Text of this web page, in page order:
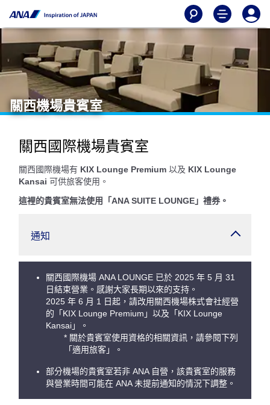
關西機場貴賓室
關西國際機場貴賓室
關西國際機場有 KIX Lounge Premium 以及 KIX Lounge
Kansai 可供旅客使用。
這裡的貴賓室無法使用「ANA SUITE LOUNGE」禮券。
通知
關西國際機場 ANA LOUNGE 已於 2025 年 5 月 31
日結束營業。感謝大家長期以來的支持。
2025 年 6 月 1 日起，請改用關西機場株式會社經營
的「KIX Lounge Premium」以及「KIX Lounge
Kansai」。
* 關於貴賓室使用資格的相關資訊，請參閱下列
「適用旅客」。
部分機場的貴賓室若非 ANA 自營，該貴賓室的服務
與營業時間可能在 ANA 未提前通知的情況下調整。